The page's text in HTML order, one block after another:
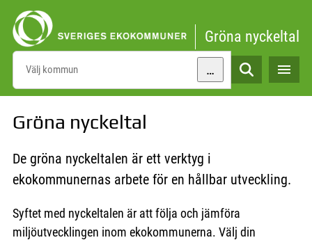
Gå direkt till sidans innehåll
Gröna nyckeltal
…
Gröna nyckeltal
De gröna nyckeltalen är ett verktyg i
ekokommunernas arbete för en hållbar utveckling.
Syftet med nyckeltalen är att följa och jämföra
miljöutvecklingen inom ekokommunerna. Välj din